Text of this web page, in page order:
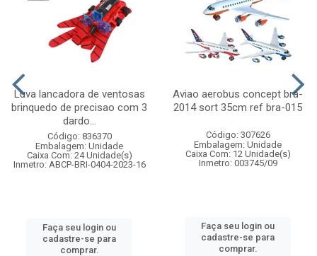
Luva lancadora de ventosas
brinquedo de precisao com 3
dardo...
Código: 836370
Embalagem: Unidade
Caixa Com: 24 Unidade(s)
Inmetro: ABCP-BRI-0404-2023-16
Faça seu login ou
cadastre-se para
comprar.
Aviao aerobus concept bra-
2014 sort 35cm ref bra-015
Código: 307626
Embalagem: Unidade
Caixa Com: 12 Unidade(s)
Inmetro: 003745/09
Faça seu login ou
cadastre-se para
comprar.